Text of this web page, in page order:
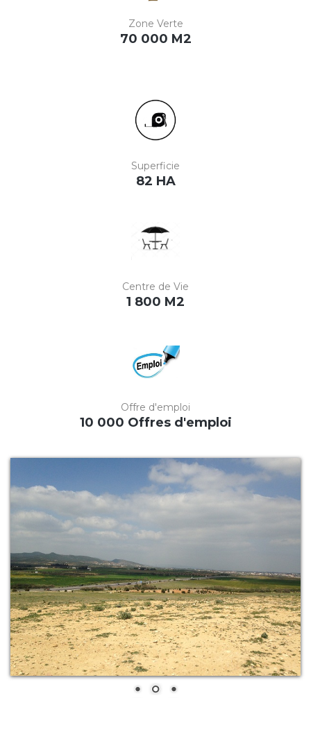
Zone Verte
70 000 M2
Superficie
82 HA
Centre de Vie
1 800 M2
Offre d'emploi
10 000 Offres d'emploi